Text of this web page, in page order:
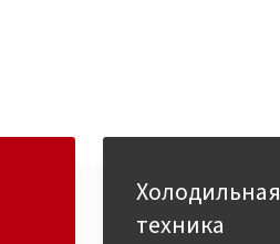
Холодильная
техника